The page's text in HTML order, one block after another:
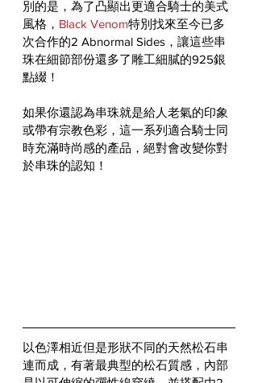
別的是，為了凸顯出更適合騎士的美式
風格， Black Venom特別找來至今已多
次合作的2 Abnormal Sides，讓這些串
珠在細節部份還多了雕工細膩的925銀
點綴！
如果你還認為串珠就是給人老氣的印象
或帶有宗教色彩，這一系列適合騎士同
時充滿時尚感的產品，絕對會改變你對
於串珠的認知！
以色澤相近但是形狀不同的天然松石串
連而成，有著最典型的松石質感，內部